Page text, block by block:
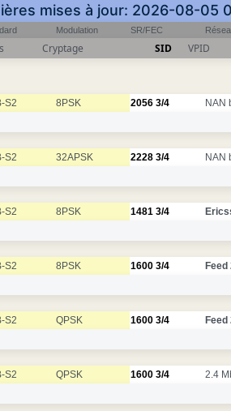
mises à jour: 2026-08-05
Modulation SR/FEC
Cryptage SID VPID
S2 8PSK 2056 3/4 NAN
S2 32APSK 2228 3/4 NAN
S2 8PSK 1481 3/4
S2 8PSK 1600 3/4 Feed
S2 QPSK 1600 3/4 Feed
S2 QPSK 1600 3/4 2.4